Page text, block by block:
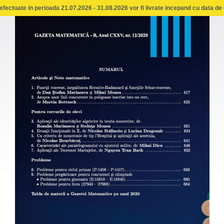
in perioada 21.07.2026 - 31.08.2026 vor fi livrate incepand cu data de